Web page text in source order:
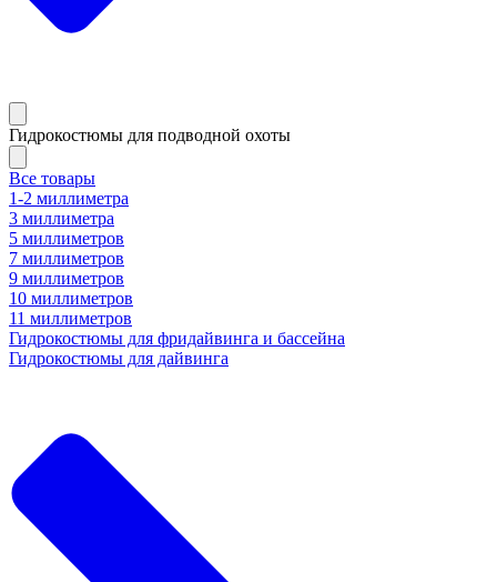
Гидрокостюмы для подводной охоты
Все товары
1-2 миллиметра
3 миллиметра
5 миллиметров
7 миллиметров
9 миллиметров
10 миллиметров
11 миллиметров
Гидрокостюмы для фридайвинга и бассейна
Гидрокостюмы для дайвинга